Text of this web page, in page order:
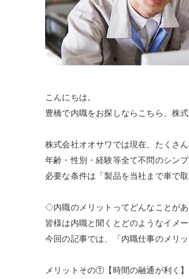
こんにちは。
豊橋で内職をお探しならこちら、株式
株式会社オオサワでは現在、たくさ
年齢・性別・経験等全て不問のシン
必要な条件は「製品を当社まで車で
◇内職のメリットってどんなことが
皆様は内職と聞くとどのようなイメ
今回の記事では、「内職仕事のメリ
メリットその①【時間の融通が利く】